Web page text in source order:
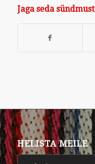
Jaga seda sündmust
HELISTA MEILE